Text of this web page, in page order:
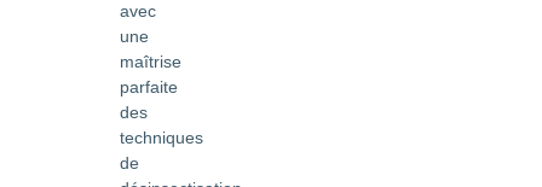
avec
une
maîtrise
parfaite
des
techniques
de